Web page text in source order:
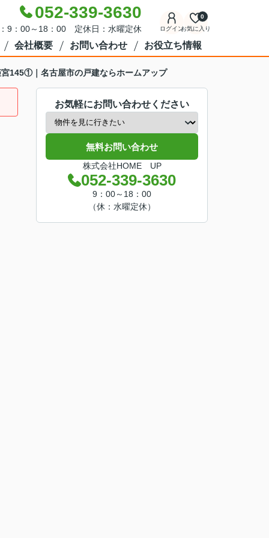
052-339-3630
9：00～18：00 定休日：水曜定休 ログインお気に入り
0
会社概要 お問い合わせ お役立ち情報
145①｜名古屋市の戸建ならホームアップ
お気軽にお問い合わせください
無料お問い合わせ
株式会社HOME UP
052-339-3630
9：00～18：00
（休：水曜定休）